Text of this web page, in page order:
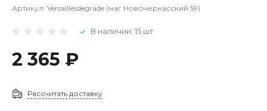
Артикул: Versaillesdegrade (маг.Новочеркасский 59)
В наличии: 15 шт
2 365 ₽
Рассчитать доставку